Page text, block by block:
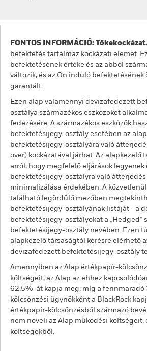
FONTOS INFORMÁCIÓ: Tőkekockázat.
befektetés tartalmaz kockázati elemet.
befektetésének értéke és az abból
változik, és az Ön induló befektetésének
garantált.
Ezen alap valamennyi devizafedezett
osztálya származékos eszközöket
fedezésére. A származékos eszközök
befektetésijegy-osztály esetében az
befektetésijegy-osztályára való
over) kockázatával járhat. Az alapkezelő
arról, hogy megfelelő eljárások legyenek
befektetésijegy-osztályra való átterjedés
minimalizálása érdekében. A
található legördülő mezőben
befektetésijegy-osztályának listáját - a
befektetésijegy-osztályokat a „Hedged”
befektetésijegy-osztály nevében. Ezen
alapkezelő társaságtól kérésre elérhető
devizafedezett befektetésijegy-osztály
Amennyiben az Alap értékpapír-
költségeit, az Alap az ehhez
62,5%-át kapja meg, míg a
kölcsönzési ügynökként a BlackRock
értékpapír-kölcsönzésből származó
nem növeli az Alap működési költségeit,
költségekből.